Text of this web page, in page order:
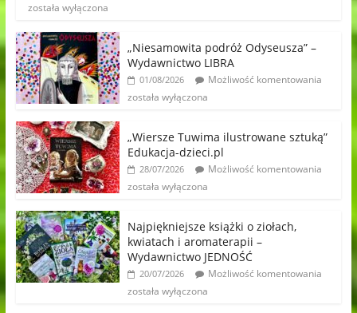
została wyłączona
„Niesamowita podróż Odyseusza” –
Wydawnictwo LIBRA
01/08/2026
Możliwość komentowania
została wyłączona
„Wiersze Tuwima ilustrowane sztuką”
Edukacja-dzieci.pl
28/07/2026
Możliwość komentowania
została wyłączona
Najpiękniejsze książki o ziołach,
kwiatach i aromaterapii –
Wydawnictwo JEDNOŚĆ
20/07/2026
Możliwość komentowania
została wyłączona